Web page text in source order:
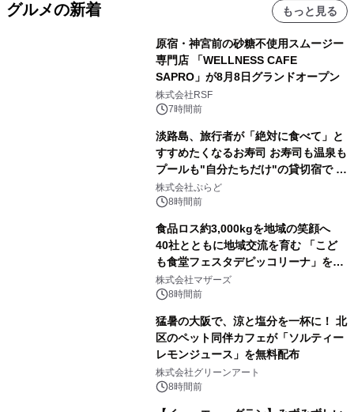
グルメの新着 もっと見る
原宿・神宮前の砂糖不使用スムージー
専門店 「WELLNESS CAFE
SAPRO」が8月8日グランドオープン
株式会社RSF
7時間前
淡路島、旅行者が「絶対に食べて」と
すすめたくなるお寿司 お寿司も温泉も
プールも"自分たちだけ"の貸切宿で 1
日1組限定「岩屋温泉 絵島別庭 海と
森」の握り寿司プラン
株式会社ぷらど
8時間前
食品ロス約3,000kgを地域の笑顔へ
40社とともに地域交流を育む 「こど
も食堂フェスタデピッコリーナ」を9
月5日(土)開催
株式会社マザーズ
8時間前
猛暑の大阪で、涼と塩分を一杯に！ 北
区のペット同伴カフェが「ソルティー
レモンジュース」を無料配布
株式会社グリーンアート
8時間前